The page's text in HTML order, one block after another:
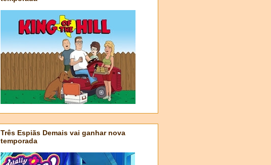
Três Espiãs Demais vai ganhar nova
temporada